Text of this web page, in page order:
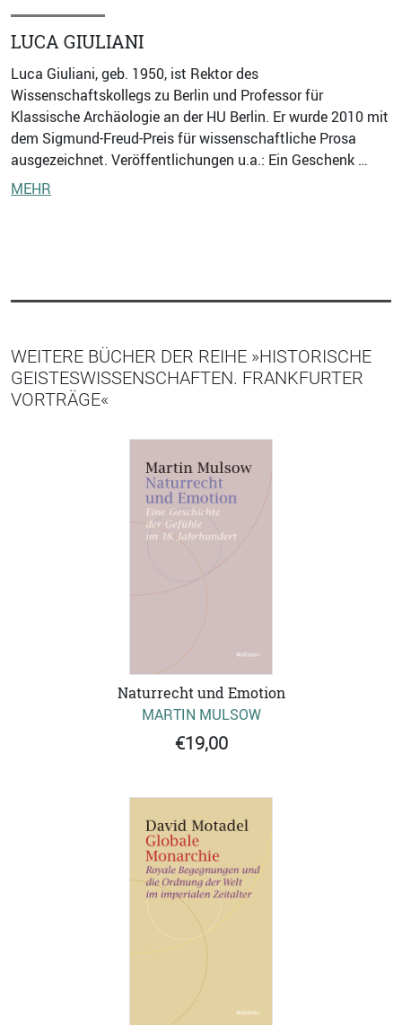
LUCA GIULIANI
Luca Giuliani, geb. 1950, ist Rektor des
Wissenschaftskollegs zu Berlin und Professor für
Klassische Archäologie an der HU Berlin. Er wurde 2010 mit
dem Sigmund-Freud-Preis für wissenschaftliche Prosa
ausgezeichnet. Veröffentlichungen u.a.: Ein Geschenk …
MEHR
WEITERE BÜCHER DER REIHE »HISTORISCHE
GEISTESWISSENSCHAFTEN. FRANKFURTER
VORTRÄGE«
Naturrecht und Emotion
MARTIN MULSOW
€19,00